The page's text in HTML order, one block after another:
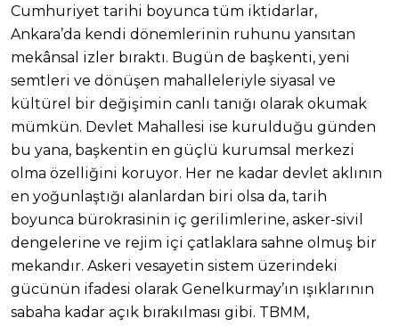
Cumhuriyet tarihi boyunca tüm iktidarlar,
Ankara’da kendi dönemlerinin ruhunu yansıtan
mekânsal izler bıraktı. Bugün de başkenti, yeni
semtleri ve dönüşen mahalleleriyle siyasal ve
kültürel bir değişimin canlı tanığı olarak okumak
mümkün. Devlet Mahallesi ise kurulduğu günden
bu yana, başkentin en güçlü kurumsal merkezi
olma özelliğini koruyor. Her ne kadar devlet aklının
en yoğunlaştığı alanlardan biri olsa da, tarih
boyunca bürokrasinin iç gerilimlerine, asker-sivil
dengelerine ve rejim içi çatlaklara sahne olmuş bir
mekandır. Askeri vesayetin sistem üzerindeki
gücünün ifadesi olarak Genelkurmay’ın ışıklarının
sabaha kadar açık bırakılması gibi. TBMM,